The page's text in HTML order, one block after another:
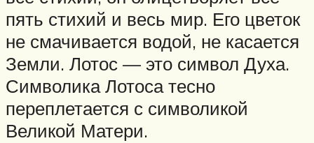
пять стихий и весь мир. Его цветок
не смачивается водой, не касается
Земли. Лотос — это символ Духа.
Символика Лотоса тесно
переплетается с символикой
Великой Матери.